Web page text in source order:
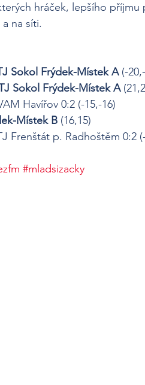
hráček, lepšího příjmu
na síti.
Sokol Frýdek-Místek A (-
Sokol Frýdek-Místek A
Havířov 0:2 (-15,-16)
Místek B (16,15)
Frenštát p. Radhoštěm 0:2
#mladsizacky